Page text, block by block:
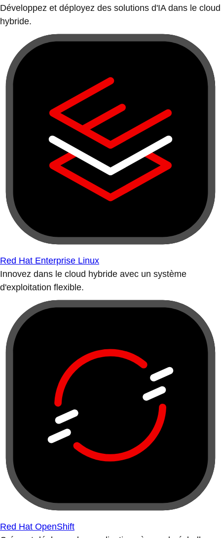
Développez et déployez des solutions d'IA dans le cloud
hybride.
Red Hat Enterprise Linux
Innovez dans le cloud hybride avec un système
d'exploitation flexible.
Red Hat OpenShift